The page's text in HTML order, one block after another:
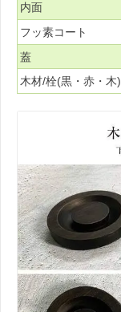
内面
フッ素コート
蓋
木材/栓(黒・赤・木)